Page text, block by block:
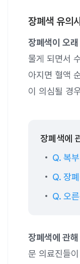
장폐색 유의
장폐색이 오
물게 되면서
아지면 혈액
이 의심될 경
장폐색에
Q. 복
Q. 장
Q. 오
장폐색에 관
문 의료진들